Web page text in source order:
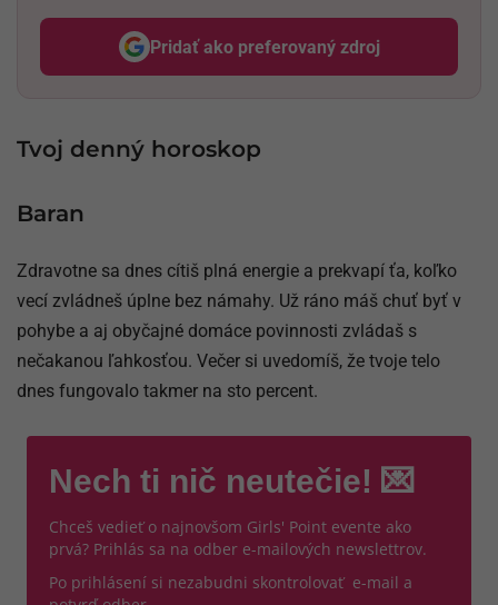
Pridať ako preferovaný zdroj
Odzadu, odkaz sa otvorí v
Tvoj denný horoskop
Baran
Zdravotne sa dnes cítiš plná energie a prekvapí ťa, koľko
vecí zvládneš úplne bez námahy. Už ráno máš chuť byť v
pohybe a aj obyčajné domáce povinnosti zvládaš s
nečakanou ľahkosťou. Večer si uvedomíš, že tvoje telo
dnes fungovalo takmer na sto percent.
Nech ti nič neutečie! 💌
Chceš vedieť o najnovšom Girls' Point evente ako
prvá? Prihlás sa na odber e-mailových newslettrov.
Po prihlásení si nezabudni skontrolovať e-mail a